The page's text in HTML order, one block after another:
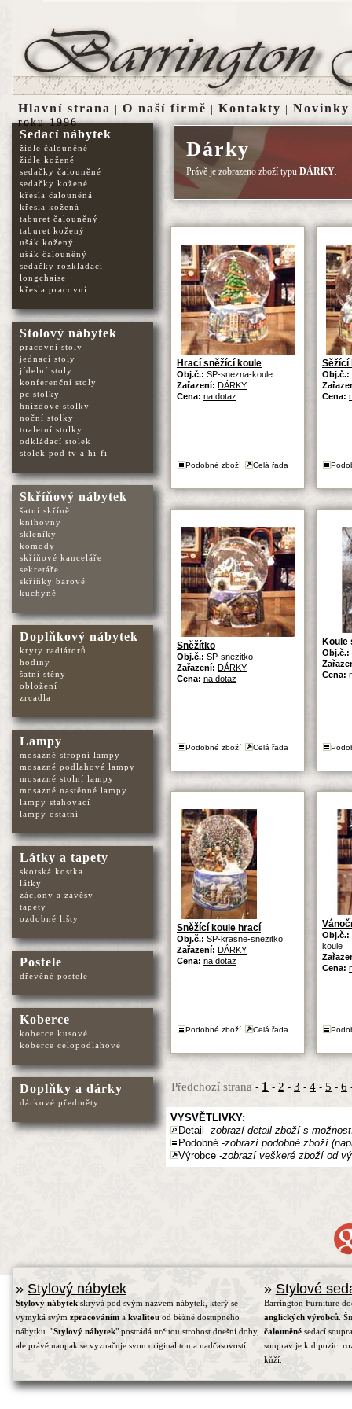
Dárky
Právě je zobrazeno zboží typu DÁRKY.
Hrací sněžící koule
Obj.č.: SP-snezna-koule
Zařazení: DÁRKY
Cena: na dotaz
Podobné zboží Celá řada
Sěžící
Obj.č.:
Cena:
Sněžítko
Obj.č.: SP-snezitko
Zařazení: DÁRKY
Cena: na dotaz
Podobné zboží Celá řada
Koule
Obj.č.:
Cena:
Sněžící koule hrací
Obj.č.: SP-krasne-snezitko
Zařazení: DÁRKY
Cena: na dotaz
Podobné zboží Celá řada
Obj.č.:
koule
Cena:
Předchozí strana- 1 - 2 - 3 - 4- 5 - 6
VYSVĚTLIVKY:
Detail -zobrazí detail zboží s
Podobné -zobrazí podobné zboží
Výrobce -zobrazí veškeré zboží od
Sedací nábytek
židle čalouněné
židle kožené
sedačky čalouněné
sedačky kožené
křesla čalouněná
křesla kožená
taburet čalouněný
taburet kožený
ušák kožený
ušák čalouněný
sedačky rozkládací
longchaise
křesla pracovní
Stolový nábytek
pracovní stoly
jednací stoly
jídelní stoly
konferenční stoly
pc stolky
hnízdové stolky
noční stolky
toaletní stolky
odkládací stolek
stolek pod tv a hi-fi
Skříňový nábytek
šatní skříně
knihovny
skleníky
komody
skříňové kanceláře
sekretáře
skříňky barové
kuchyně
Doplňkový nábytek
kryty radiátorů
hodiny
šatní stěny
obložení
zrcadla
Lampy
mosazné stropní lampy
mosazné podlahové lampy
mosazné stolní lampy
mosazné nastěnné lampy
lampy stahovací
lampy ostatní
Látky a tapety
skotská kostka
látky
záclony a závěsy
tapety
ozdobné lišty
Postele
dřevěné postele
Koberce
koberce kusové
koberce celopodlahové
Doplňky a dárky
dárkové předměty
Hlavní strana | O naší firmě | Kontakty | Novinky
roku 1996
» Stylový nábytek
Stylový nábytek skrývá pod svým názvem nábytek, který se
vymyká svým zpracováním a kvalitou od běžně dostupného
nábytku. "Stylový nábytek" postrádá určitou strohost dnešní doby,
ale právě naopak se vyznačuje svou originalitou a nadčasovostí.
» Stylové
Barrington Furniture
anglických výrobců.
čalouněnésedací
souprav je k dipozici
kůží.